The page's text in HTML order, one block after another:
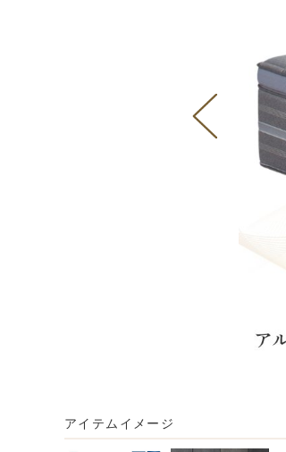
アイテムイメージ